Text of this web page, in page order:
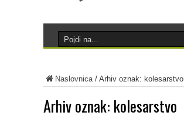
Naslovnica/ Arhiv oznak: kolesarstvo
Arhiv oznak: kolesarstvo